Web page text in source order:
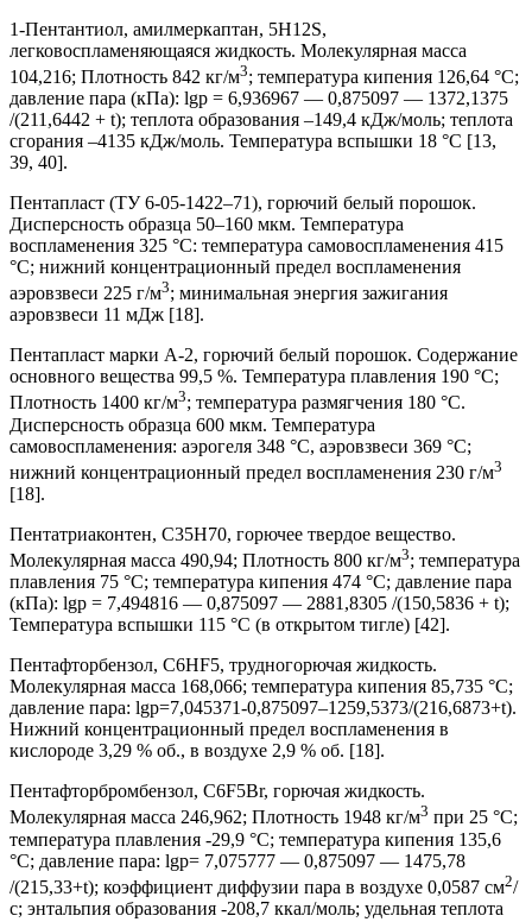
1-Пентантиол, амилмеркаптан, 5H12S,
легковоспламеняющаяся жидкость. Молекулярная масса
104,216; Плотность 842 кг/м3; температура кипения 126,64 °С;
давление пара (кПа): lgp = 6,936967 — 0,875097 — 1372,1375
/(211,6442 + t); теплота образования –149,4 кДж/моль; теплота
сгорания –4135 кДж/моль. Температура вспышки 18 °С [13,
39, 40].
Пентапласт (ТУ 6-05-1422–71), горючий белый порошок.
Дисперсность образца 50–160 мкм. Температура
воспламенения 325 °С: температура самовоспламенения 415
°С; нижний концентрационный предел воспламенения
аэровзвеси 225 г/м3; минимальная энергия зажигания
аэровзвеси 11 мДж [18].
Пентапласт марки А-2, горючий белый порошок. Содержание
основного вещества 99,5 %. Температура плавления 190 °С;
Плотность 1400 кг/м3; температура размягчения 180 °С.
Дисперсность образца 600 мкм. Температура
самовоспламенения: аэрогеля 348 °С, аэровзвеси 369 °С;
нижний концентрационный предел воспламенения 230 г/м3
[18].
Пентатриаконтен, C35H70, горючее твердое вещество.
Молекулярная масса 490,94; Плотность 800 кг/м3; температура
плавления 75 °С; температура кипения 474 °С; давление пара
(кПа): lgp = 7,494816 — 0,875097 — 2881,8305 /(150,5836 + t);
Температура вспышки 115 °С (в открытом тигле) [42].
Пентафторбензол, C6HF5, трудногорючая жидкость.
Молекулярная масса 168,066; температура кипения 85,735 °С;
давление пара: lgp=7,045371-0,875097–1259,5373/(216,6873+t).
Нижний концентрационный предел воспламенения в
кислороде 3,29 % об., в воздухе 2,9 % об. [18].
Пентафторбромбензол, C6F5Br, горючая жидкость.
Молекулярная масса 246,962; Плотность 1948 кг/м3 при 25 °С;
температура плавления -29,9 °С; температура кипения 135,6
°С; давление пара: lgp= 7,075777 — 0,875097 — 1475,78
/(215,33+t); коэффициент диффузии пара в воздухе 0,0587 см2/
с; энтальпия образования -208,7 ккал/моль; удельная теплота